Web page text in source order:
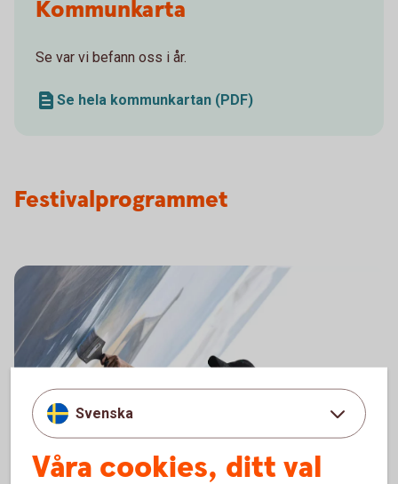
Kommunkarta
Se var vi befann oss i år.
Se hela kommunkartan (PDF)
Festivalprogrammet
Svenska
Våra cookies, ditt val